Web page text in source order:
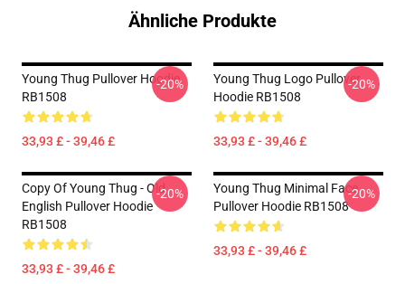
Ähnliche Produkte
Young Thug Pullover Hoodie
RB1508
33,93 £ - 39,46 £
-20%
Young Thug Logo Pullover
Hoodie RB1508
33,93 £ - 39,46 £
-20%
Copy Of Young Thug - Old
English Pullover Hoodie
RB1508
33,93 £ - 39,46 £
-20%
Young Thug Minimal Face
Pullover Hoodie RB1508
33,93 £ - 39,46 £
-20%